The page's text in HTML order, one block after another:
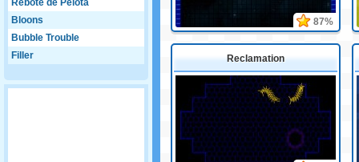
Rebote de Pelota
Bloons
Bubble Trouble
Filler
87%
Reclamation